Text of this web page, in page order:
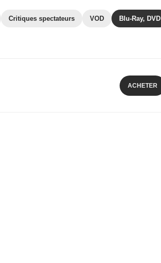
Critiques spectateurs VOD Blu-Ray, DVD
ACHETER